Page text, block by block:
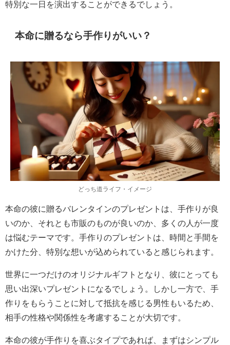
特別な一日を演出することができるでしょう。
本命に贈るなら手作りがいい？
どっち道ライフ・イメージ
本命の彼に贈るバレンタインのプレゼントは、手作りが良
いのか、それとも市販のものが良いのか、多くの人が一度
は悩むテーマです。手作りのプレゼントは、時間と手間を
かけた分、特別な想いが込められていると感じられます。
世界に一つだけのオリジナルギフトとなり、彼にとっても
思い出深いプレゼントになるでしょう。しかし一方で、手
作りをもらうことに対して抵抗を感じる男性もいるため、
相手の性格や関係性を考慮することが大切です。
本命の彼が手作りを喜ぶタイプであれば、まずはシンプル